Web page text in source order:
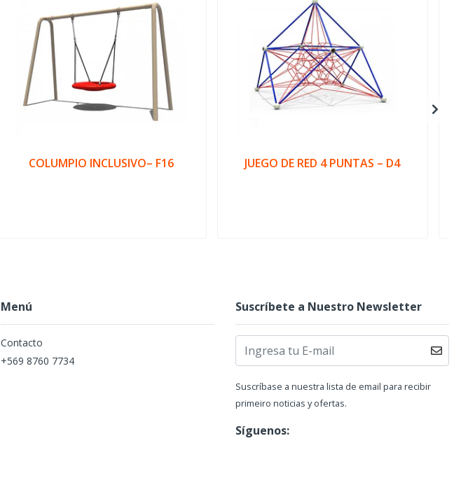
COLUMPIO INCLUSIVO– F16 JUEGO DE RED 4 PUNTAS – D4
Menú
Contacto
+569 8760 7734
Suscríbete a Nuestro Newsletter
Suscríbase a nuestra lista de email para recibir
primeiro noticias y ofertas.
Síguenos: